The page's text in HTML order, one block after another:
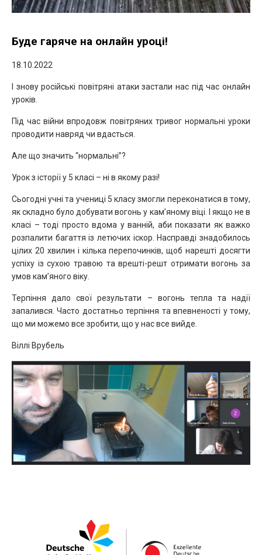
Буде гаряче на онлайн уроці!
18.10.2022
І знову російські повітряні атаки застали нас під час онлайн
уроків.
Під час війни впродовж повітряних тривог нормальні уроки
проводити навряд чи вдасться.
Але що значить “нормальні”?
Урок з історії у 5 класі – ні в якому разі!
Сьогодні учні та учениці 5 класу змогли переконатися в тому,
як складно було добувати вогонь у кам’яному віці. І якщо не в
класі – тоді просто вдома у ванній, аби показати як важко
розпалити багаття із летючих іскор. Насправді знадобилось
цілих 20 хвилин і кілька перепочинків, щоб нарешті досягти
успіху із сухою травою та врешті-решт отримати вогонь за
умов кам’яного віку.
Терпіння дало свої результати – вогонь тепла та надії
запалився. Часто достатньо терпіння та впевненості у тому,
що ми можемо все зробити, що у нас все вийде.
Віллі Врубель